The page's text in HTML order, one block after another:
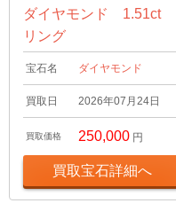
ダイヤモンド 1.51ct
リング
宝石名 ダイヤモンド
買取日 2026年07月24日
買取価格 250,000 円
買取宝石詳細へ